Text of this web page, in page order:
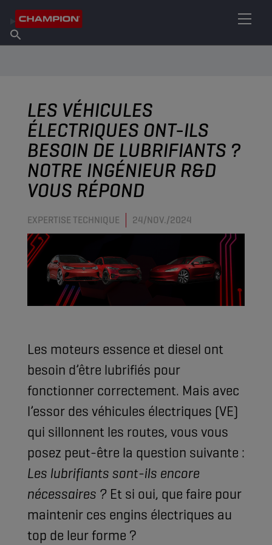
À propos de Champion
Trouver un point de vente
LES VÉHICULES
ÉLECTRIQUES ONT-ILS
BESOIN DE LUBRIFIANTS ?
NOTRE INGÉNIEUR R&D
VOUS RÉPOND
EXPERTISE TECHNIQUE 24/NOV./2024
Les moteurs essence et diesel ont
besoin d’être lubrifiés pour
fonctionner correctement. Mais avec
l’essor des véhicules électriques (VE)
qui sillonnent les routes, vous vous
posez peut-être la question suivante :
Les lubrifiants sont-ils encore
nécessaires ? Et si oui, que faire pour
maintenir ces engins électriques au
top de leur forme ?